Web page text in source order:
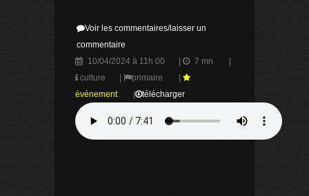
Voir les commentaires/laisser un
commentaire
10/04/2024 à 11h 00
| 7 mn
|
culture
| primaire
|
événement
| télécharger